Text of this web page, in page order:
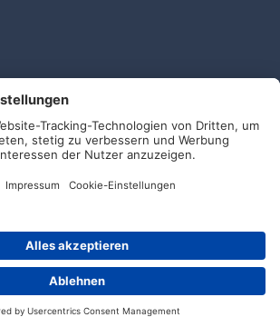
(v4.312.3) |
Kontakt